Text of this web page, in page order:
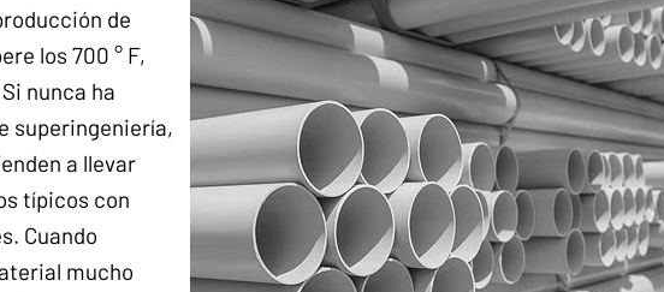
de
los 700 ° F,
nunca ha
superingeniería,
a llevar
típicos con
Cuando
mucho